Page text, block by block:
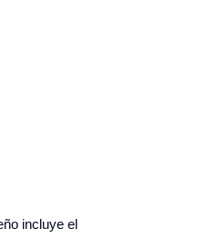
incluye el